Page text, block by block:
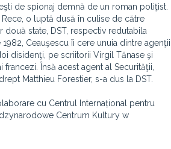
de spionaj demnă de un roman poliţist.
o luptă dusă în culise de către
state, DST, respectiv redutabila
1982, Ceauşescu îi cere unuia dintre agenţii
disidenţi, pe scriitorii Virgil Tănase şi
francezi. Însă acest agent al Securităţii,
Matthieu Forestier, s-a dus la DST.
cu Centrul Internațional pentru
Centrum Kultury w